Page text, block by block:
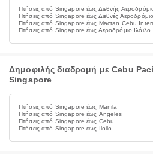
Πτήσεις από Singapore έως Διεθνής Αεροδρόμιο
Πτήσεις από Singapore έως Διεθνές
Πτήσεις από Singapore έως Mactan Cebu
Πτήσεις από Singapore έως Αεροδρόμιο Ιλόιλο
Δημοφιλής διαδρομή με Cebu
Singapore
Πτήσεις από Singapore έως Manila
Πτήσεις από Singapore έως Angeles
Πτήσεις από Singapore έως Cebu
Πτήσεις από Singapore έως Iloilo